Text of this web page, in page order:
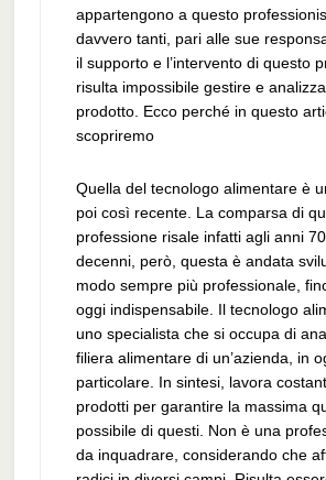
appartengono a questo
davvero tanti, pari alle sue
il supporto e l’intervento di questo
risulta impossibile gestire e
prodotto. Ecco perché in questo
scopriremo
Quella del tecnologo alimentare è
poi così recente. La comparsa di
professione risale infatti agli anni
decenni, però, questa è andata
modo sempre più professionale,
oggi indispensabile. Il tecnologo
uno specialista che si occupa di
filiera alimentare di un’azienda, in
particolare. In sintesi, lavora
prodotti per garantire la massima
possibile di questi. Non è una
da inquadrare, considerando che